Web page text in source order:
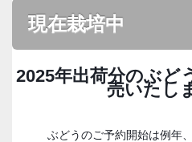
現在栽培中
2025年出荷分のぶど
売いたし
ぶどうのご予約開始は例年